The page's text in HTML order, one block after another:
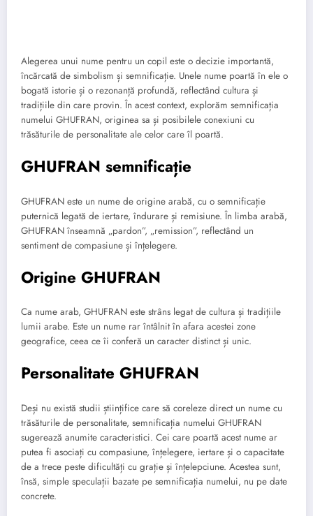
Alegerea unui nume pentru un copil este o decizie importantă,
încărcată de simbolism și semnificație. Unele nume poartă în ele o
bogată istorie și o rezonanță profundă, reflectând cultura și
tradițiile din care provin. În acest context, explorăm semnificația
numelui GHUFRAN, originea sa și posibilele conexiuni cu
trăsăturile de personalitate ale celor care îl poartă.
GHUFRAN semnificație
GHUFRAN este un nume de origine arabă, cu o semnificație
puternică legată de iertare, îndurare și remisiune. În limba arabă,
GHUFRAN înseamnă „pardon”, „remission”, reflectând un
sentiment de compasiune și înțelegere.
Origine GHUFRAN
Ca nume arab, GHUFRAN este strâns legat de cultura și tradițiile
lumii arabe. Este un nume rar întâlnit în afara acestei zone
geografice, ceea ce îi conferă un caracter distinct și unic.
Personalitate GHUFRAN
Deși nu există studii științifice care să coreleze direct un nume cu
trăsăturile de personalitate, semnificația numelui GHUFRAN
sugerează anumite caracteristici. Cei care poartă acest nume ar
putea fi asociați cu compasiune, înțelegere, iertare și o capacitate
de a trece peste dificultăți cu grație și înțelepciune. Acestea sunt,
însă, simple speculații bazate pe semnificația numelui, nu pe date
concrete.